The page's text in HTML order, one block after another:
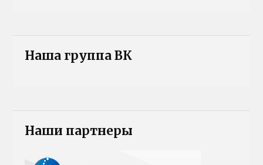
Наша группа ВК
Наши партнеры